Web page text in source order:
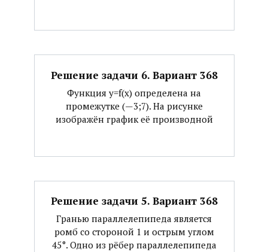
Решение задачи 6. Вариант 368
Функция y=f(x) определена на
промежутке (—3;7). На рисунке
изображён график её производной
Решение задачи 5. Вариант 368
Гранью параллелепипеда является
ромб со стороной 1 и острым углом
45°. Одно из рёбер параллелепипеда